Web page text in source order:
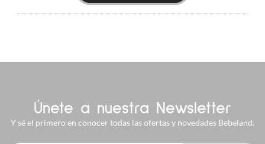
Únete a nuestra Newsletter
Y sé el primero en conocer todas las ofertas y novedades Bebeland.